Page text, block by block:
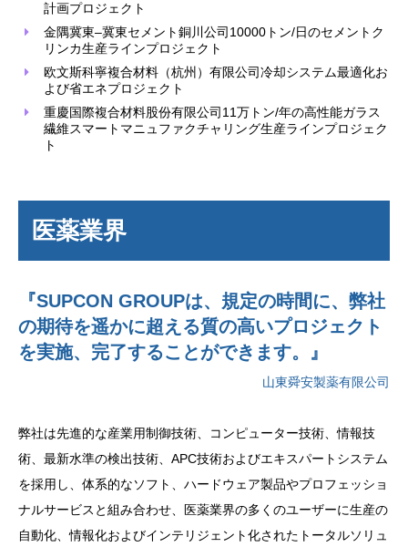
計画プロジェクト
金隅冀東–冀東セメント銅川公司10000トン/日のセメントク
リンカ生産ラインプロジェクト
欧文斯科寧複合材料（杭州）有限公司冷却システム最適化お
よび省エネプロジェクト
重慶国際複合材料股份有限公司11万トン/年の高性能ガラス
繊維スマートマニュファクチャリング生産ラインプロジェク
ト
医薬業界
『SUPCON GROUPは、規定の時間に、弊社
の期待を遥かに超える質の高いプロジェクト
を実施、完了することができます。』
山東舜安製薬有限公司
弊社は先進的な産業用制御技術、コンピューター技術、情報技
術、最新水準の検出技術、APC技術およびエキスパートシステム
を採用し、体系的なソフト、ハードウェア製品やプロフェッショ
ナルサービスと組み合わせ、医薬業界の多くのユーザーに生産の
自動化、情報化およびインテリジェント化されたトータルソリュ